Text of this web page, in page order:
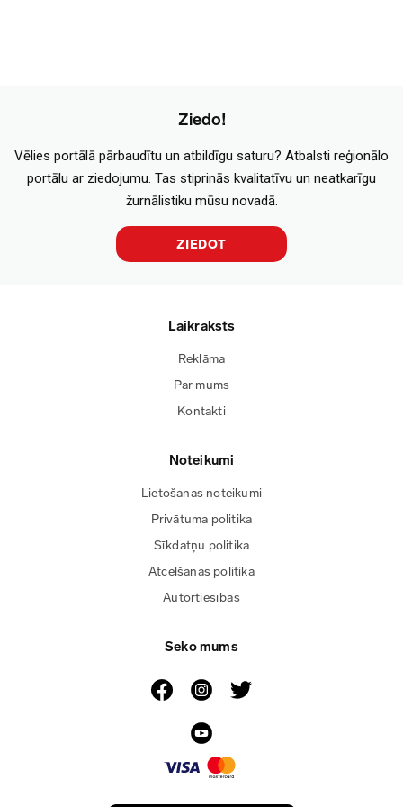
Ziedo!
Vēlies portālā pārbaudītu un atbildīgu saturu? Atbalsti reģionālo
portālu ar ziedojumu. Tas stiprinās kvalitatīvu un neatkarīgu
žurnālistiku mūsu novadā.
ZIEDOT
Laikraksts
Reklāma
Par mums
Kontakti
Noteikumi
Lietošanas noteikumi
Privātuma politika
Sīkdatņu politika
Atcelšanas politika
Autortiesības
Seko mums